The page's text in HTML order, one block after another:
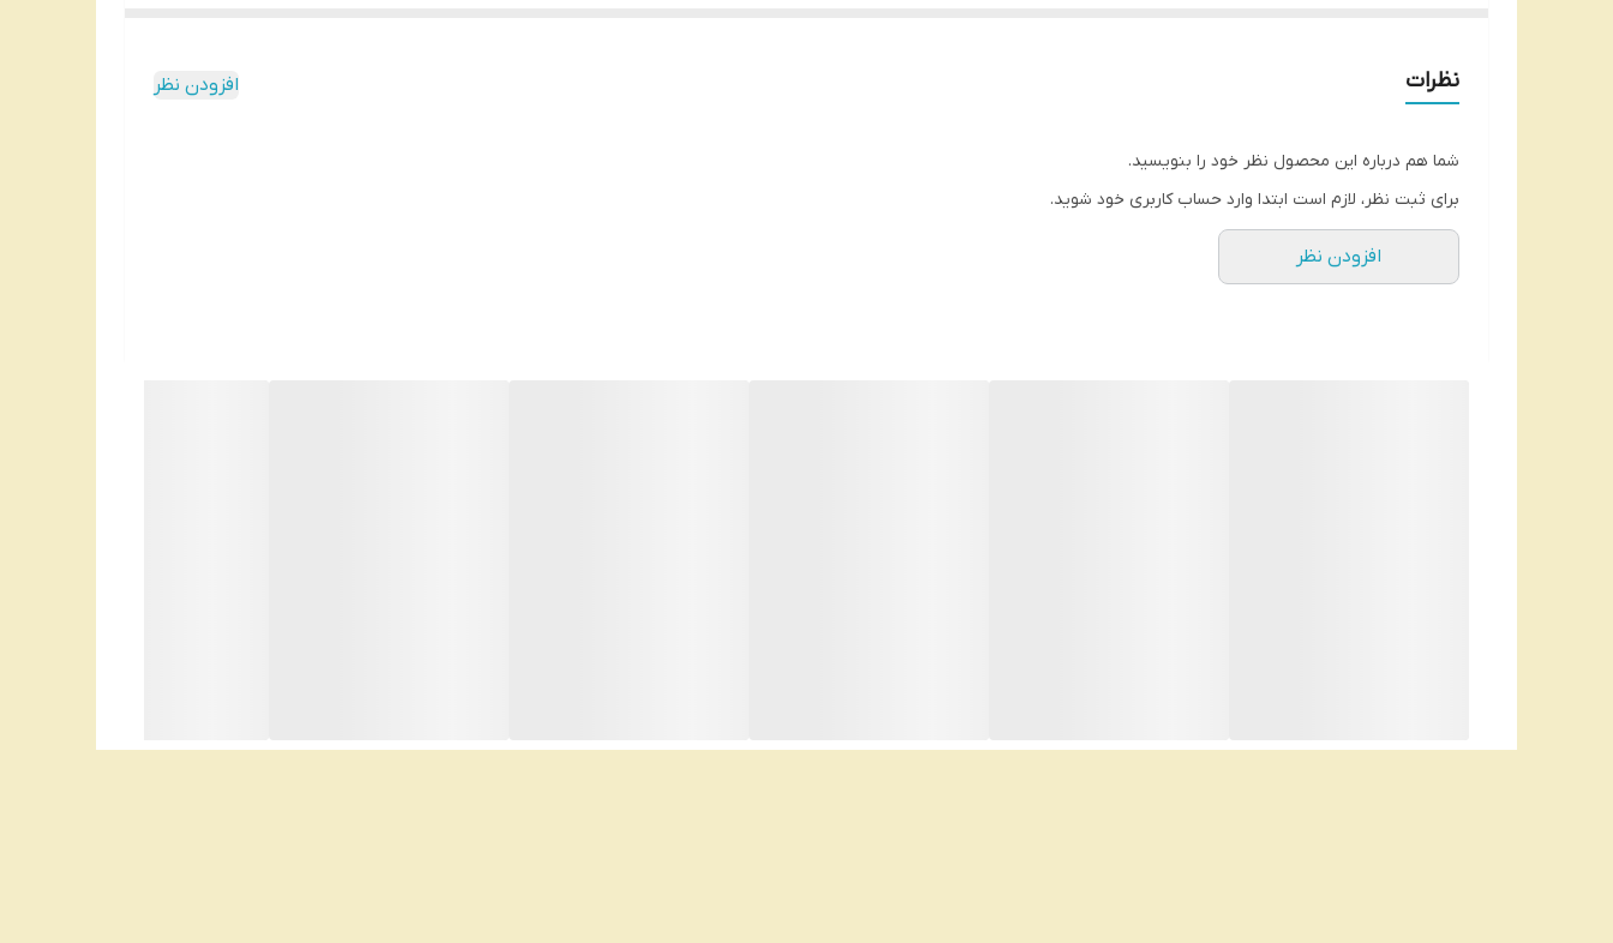
نظرات افزودن نظر
شما هم درباره این محصول نظر خود را بنویسید.
برای ثبت نظر، لازم است ابتدا وارد حساب کاربری خود شوید.
افزودن نظر